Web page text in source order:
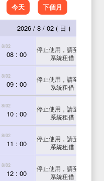
今天 下個月
2026 / 8 / 02 ( 日 )
8/02
08 : 00
停止使用，請至2.0
系統租借
8/02
09 : 00
停止使用，請至2.0
系統租借
8/02
10 : 00
停止使用，請至2.0
系統租借
8/02
11 : 00
停止使用，請至2.0
系統租借
8/02
12 : 00
停止使用，請至2.0
系統租借